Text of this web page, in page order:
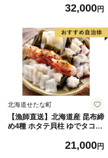
ン海老 紅鮭 いか 鮭 ホタテ貝
町 ふるさと納税
32,000円
北海道せたな町
【漁師直送】北海道産 昆布締
め4種 ホタテ貝柱 ゆでタコ
冷凍 せたな町 ふるさと納税
21,000円